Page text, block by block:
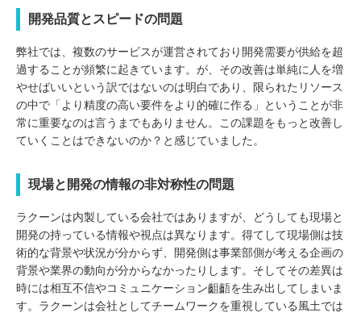
開発品質とスピードの問題
弊社では、複数のサービスが運営されており開発需要が供給を超
過することが頻繁に起きています。が、その改善は単純に人を増
やせばいいという訳ではないのは明白であり、限られたリソース
の中で「より精度の高い要件をより的確に作る」ということが非
常に重要なのは言うまでもありません。この課題をもっと改善し
ていくことはできないのか？と感じていました。
現場と開発の情報の非対称性の問題
ラクーンは内製している会社ではありますが、どうしても現場と
開発の持っている情報や視点は異なります。得てして現場側は技
術的な背景や状況が分からず、開発側は事業部側が考える企画の
背景や業界の動向が分からなかったりします。そしてその差異は
時には相互不信やコミュニケーション齟齬を生み出してしまいま
す。ラクーンは会社としてチームワークを重視している風土では